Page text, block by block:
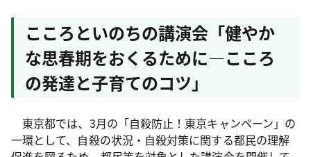
こころといのちの講演会「健やか
な思春期をおくるために―こころ
の発達と子育てのコツ」
東京都では、3月の「自殺防止！東京キャンペーン」の
一環として、自殺の状況・自殺対策に関する都民の理解